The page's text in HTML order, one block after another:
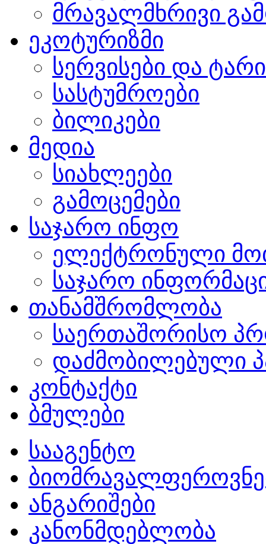
მრავალმხრივი
ეკოტურიზმი
სერვისები და
სასტუმროები
ბილიკები
მედია
სიახლეები
გამოცემები
საჯარო ინფო
ელექტრონული
საჯარო
თანამშრომლობა
საერთაშორისო
დაძმობილებული
კონტაქტი
ბმულები
სააგენტო
ანგარიშები
კანონმდებლობა